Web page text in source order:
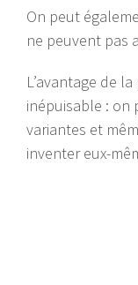
On peut
ne peuvent pas
L’avantage de
inépuisable : on
variantes et
inventer eux-